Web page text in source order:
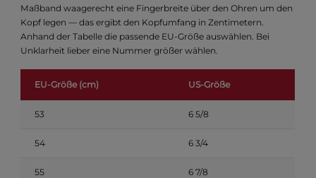
Maßband waagerecht eine Fingerbreite über den Ohren um den
Kopf legen — das ergibt den Kopfumfang in Zentimetern.
Anhand der Tabelle die passende EU-Größe auswählen. Bei
Unklarheit lieber eine Nummer größer wählen.
EU-Größe (cm) US-Größe
53 6 5/8
54 6 3/4
55 6 7/8